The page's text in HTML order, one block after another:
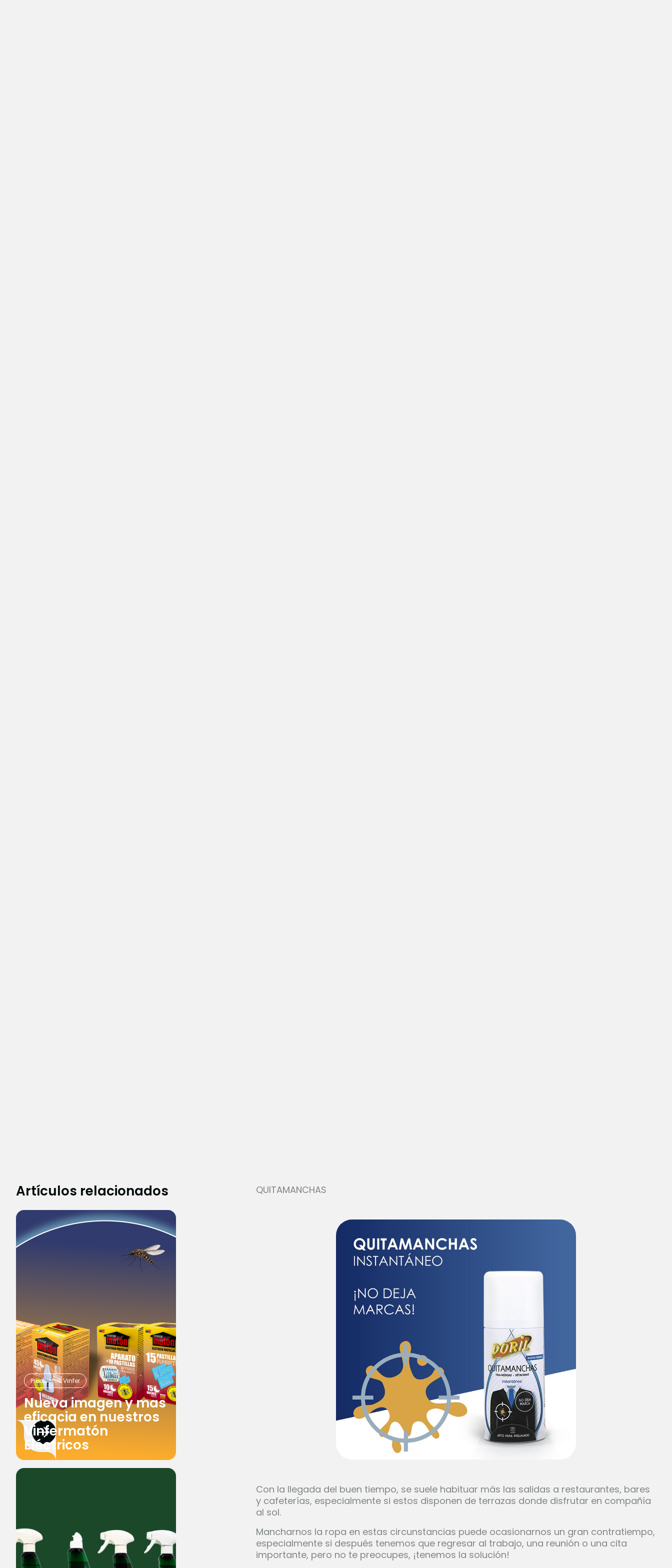
Artículos relacionados
Productos Vinfer
Nueva imagen y mas
eficacia en nuestros
Vinfermatón
Eléctricos
QUITAMANCHAS
Con la llegada del buen tiempo, se suele habituar más las salidas a restaurantes, bares
y cafeterías, especialmente si estos disponen de terrazas donde disfrutar en compañía
al sol.
Mancharnos la ropa en estas circunstancias puede ocasionarnos un gran contratiempo,
especialmente si después tenemos que regresar al trabajo, una reunión o una cita
importante, pero no te preocupes, ¡tenemos la solución!